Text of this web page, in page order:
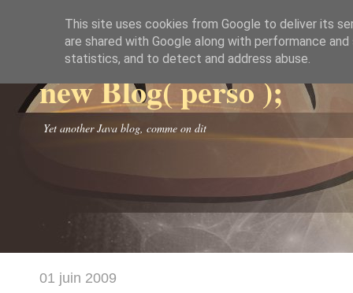
new Blog( perso );
Yet another Java blog, comme on dit
01 juin 2009
This site uses cookies from Google to deliver its
are shared with Google along with performance
statistics, and to detect and address abuse.